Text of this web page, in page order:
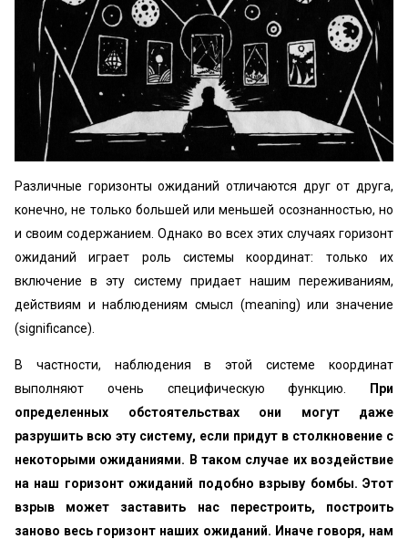
Различные горизонты ожиданий отличаются друг от друга,
конечно, не только большей или меньшей осознанностью, но
и своим содержанием. Однако во всех этих случаях горизонт
ожиданий играет роль системы координат: только их
включение в эту систему придает нашим переживаниям,
действиям и наблюдениям смысл (meaning) или значение
(significance).
В частности, наблюдения в этой системе координат
выполняют очень специфическую функцию.
При
определенных обстоятельствах они могут даже
разрушить всю эту систему, если придут в столкновение с
некоторыми ожиданиями. В таком случае их воздействие
на наш горизонт ожиданий подобно взрыву бомбы. Этот
взрыв может заставить нас перестроить, построить
заново весь горизонт наших ожиданий. Иначе говоря, нам